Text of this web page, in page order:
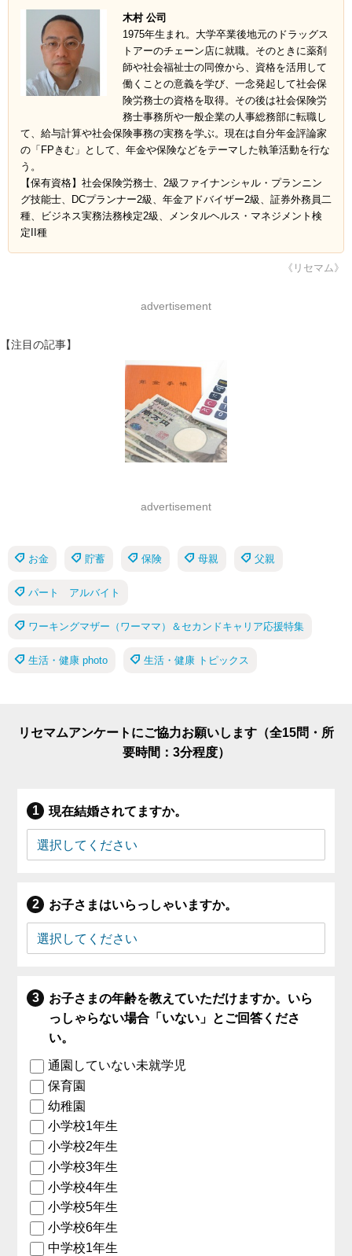
木村 公司
1975年生まれ。大学卒業後地元のドラッグス
トアーのチェーン店に就職。そのときに薬剤
師や社会福祉士の同僚から、資格を活用して
働くことの意義を学び、一念発起して社会保
険労務士の資格を取得。その後は社会保険労
務士事務所や一般企業の人事総務部に転職し
て、給与計算や社会保険事務の実務を学ぶ。現在は自分年金評論家
の「FPきむ」として、年金や保険などをテーマした執筆活動を行な
う。
【保有資格】社会保険労務士、2級ファイナンシャル・プランニン
グ技能士、DCプランナー2級、年金アドバイザー2級、証券外務員二
種、ビジネス実務法務検定2級、メンタルヘルス・マネジメント検
定II種
《リセマム》
advertisement
【注目の記事】
advertisement
お金 貯蓄 保険 母親 父親
パート アルバイト
ワーキングマザー（ワーママ）＆セカンドキャリア応援特集
生活・健康 photo 生活・健康 トピックス
リセマムアンケートにご協力お願いします（全15問・所
要時間：3分程度）
現在結婚されてますか。
お子さまはいらっしゃいますか。
お子さまの年齢を教えていただけますか。いら
っしゃらない場合「いない」とご回答くださ
い。
通園していない未就学児
保育園
幼稚園
小学校1年生
小学校2年生
小学校3年生
小学校4年生
小学校5年生
小学校6年生
中学校1年生